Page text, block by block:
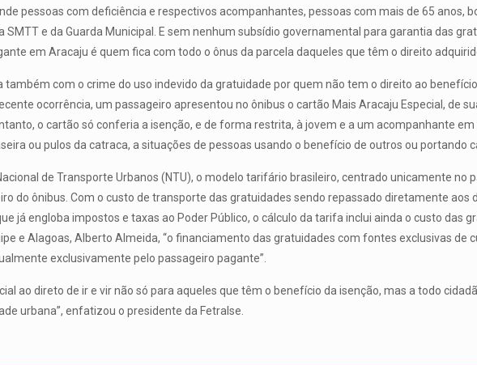
pessoas com deficiência e respectivos acompanhantes, pessoas com mais de 65 anos,
SMTT e da Guarda Municipal. E sem nenhum subsídio governamental para garantia das
em Aracaju é quem fica com todo o ônus da parcela daqueles que têm o direito
com o crime do uso indevido da gratuidade por quem não tem o direito ao
ocorrência, um passageiro apresentou no ônibus o cartão Mais Aracaju Especial, de
o cartão só conferia a isenção, e de forma restrita, à jovem e a um acompanhante
ou pulos da catraca, a situações de pessoas usando o benefício de outros ou portando
de Transporte Urbanos (NTU), o modelo tarifário brasileiro, centrado unicamente no
do ônibus. Com o custo de transporte das gratuidades sendo repassado diretamente aos
já engloba impostos e taxas ao Poder Público, o cálculo da tarifa inclui ainda o custo das
e Alagoas, Alberto Almeida, “o financiamento das gratuidades com fontes exclusivas de
exclusivamente pelo passageiro pagante”.
ao direto de ir e vir não só para aqueles que têm o benefício da isenção, mas a todo
urbana”, enfatizou o presidente da Fetralse.